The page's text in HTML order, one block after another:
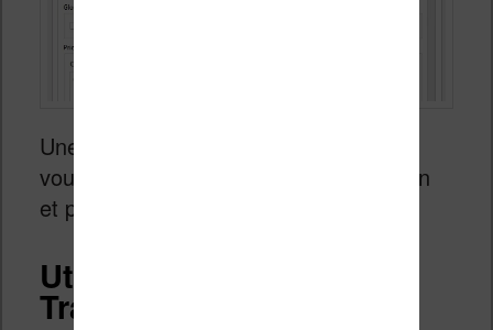
Une fois que vous avez tout configuré,
vous pouvez enregistrer la configuration
et passer à la suite.
Utilisation de Ebook
Translator